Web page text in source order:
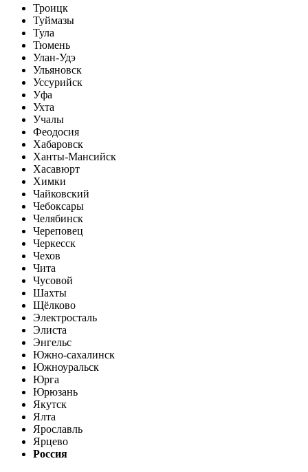
Троицк
Туймазы
Тула
Тюмень
Улан-Удэ
Ульяновск
Уссурийск
Уфа
Ухта
Учалы
Феодосия
Хабаровск
Ханты-Мансийск
Хасавюрт
Химки
Чайковский
Чебоксары
Челябинск
Череповец
Черкесск
Чехов
Чита
Чусовой
Шахты
Щёлково
Электросталь
Элиста
Энгельс
Южно-сахалинск
Южноуральск
Юрга
Юрюзань
Якутск
Ялта
Ярославль
Ярцево
Россия